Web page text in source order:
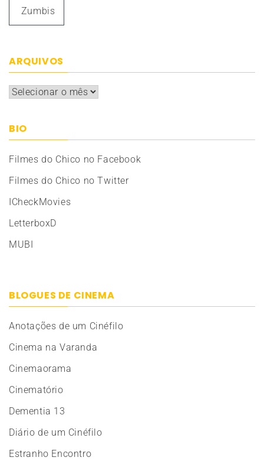
Zumbis
ARQUIVOS
Arquivos
BIO
Filmes do Chico no Facebook
Filmes do Chico no Twitter
ICheckMovies
LetterboxD
MUBI
BLOGUES DE CINEMA
Anotações de um Cinéfilo
Cinema na Varanda
Cinemaorama
Cinematório
Dementia 13
Diário de um Cinéfilo
Estranho Encontro